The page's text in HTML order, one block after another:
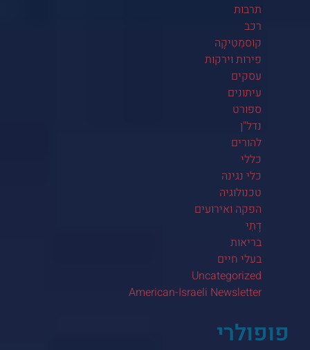
תרבות
רכב
קוֹסמֵטִיקָה
פירות וירקות
עסקים
עיתונים
ספורט
נדל"ן
להורים
כללי
כלי נגינה
טכנולוגיה
הפקה ואירועים
דָתִי
בריאות
בעלי חיים
Uncategorized
American-Israeli Newsletter
פופולרי